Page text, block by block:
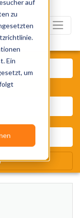
auf
zu
Ein
um
Zelte, Bands,